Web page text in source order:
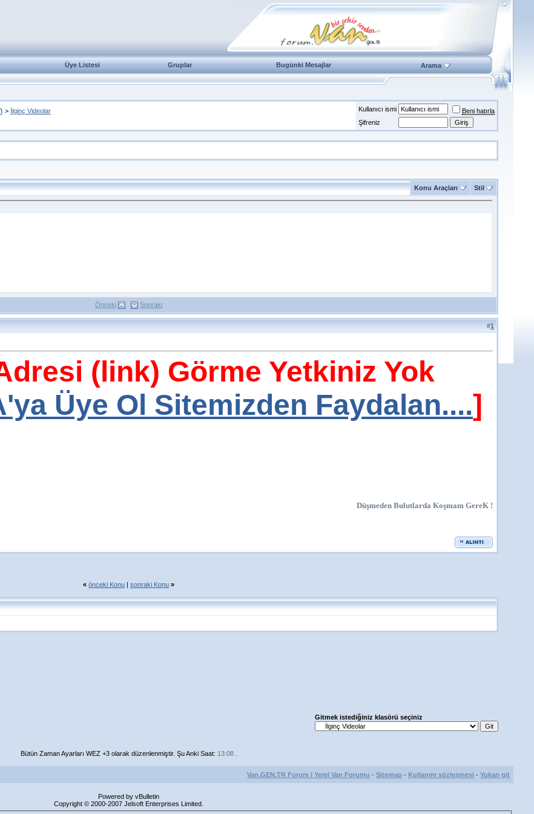
Üye Listesi Gruplar Bugünki Mesajlar Arama
> İlginç Videolar Kullanıcı ismi
Beni hatırla
Şifreniz
Konu Araçları Stil
Önceki Sonraki
#1
(link) Görme Yetkiniz Yok
Üye Ol Sitemizden Faydalan....]
Düşmeden Bulutlarda Koşmam GereK !
« önceki Konu | sonraki Konu »
Gitmek istediğiniz klasörü seçiniz
Bütün Zaman Ayarları WEZ +3 olarak düzenlenmiştir. Şu Anki Saat: 13:08.
Van.GEN.TR Forum | Yerel Van Forumu - Sitemap - Kullanım sözleşmesi - Yukarı git
Powered by vBulletin
Copyright © 2000-2007 Jelsoft Enterprises Limited.